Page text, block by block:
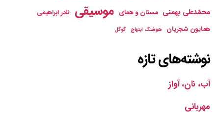
محمّدعلی بهمنی مستان و همای موسیقی نادر ابراهیمی
همایون شجریان
هوشنگ ابتهاج گوگل
نوشته‌های تازه
آب، نان، آواز
مهربانی